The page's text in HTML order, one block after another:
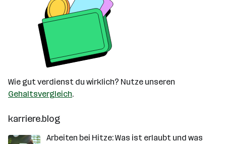
Wie gut verdienst du wirklich? Nutze unseren
Gehaltsvergleich.
karriere.blog
Arbeiten bei Hitze: Was ist erlaubt und was